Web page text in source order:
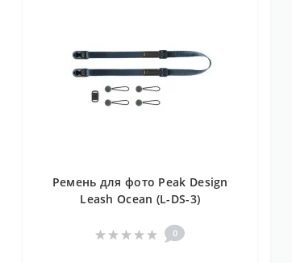
Ремень для фото Peak Design
Leash Ocean (L-DS-3)
0